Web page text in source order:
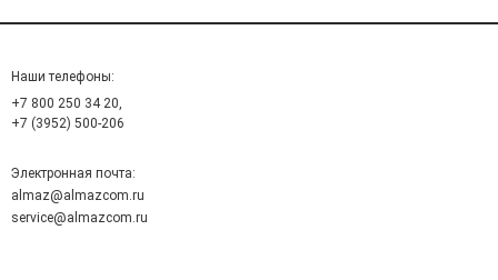
Наши телефоны:
+7 800 250 34 20,
+7 (3952) 500-206
Электронная почта:
almaz@almazcom.ru
service@almazcom.ru